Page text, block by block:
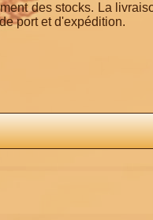
des stocks. La
port et d'expédition.